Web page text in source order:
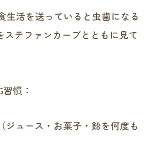
生活を送っていると虫歯になる
テファンカーブとともに見て
慣：
ジュース・お菓子・飴を何度も